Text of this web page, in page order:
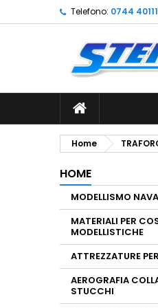
Telefono: 0744
Home
HOME
MODELLISMO
MATERIALI PER
MODELLISTICHE
ATTREZZATURE
AEROGRAFIA
STUCCHI